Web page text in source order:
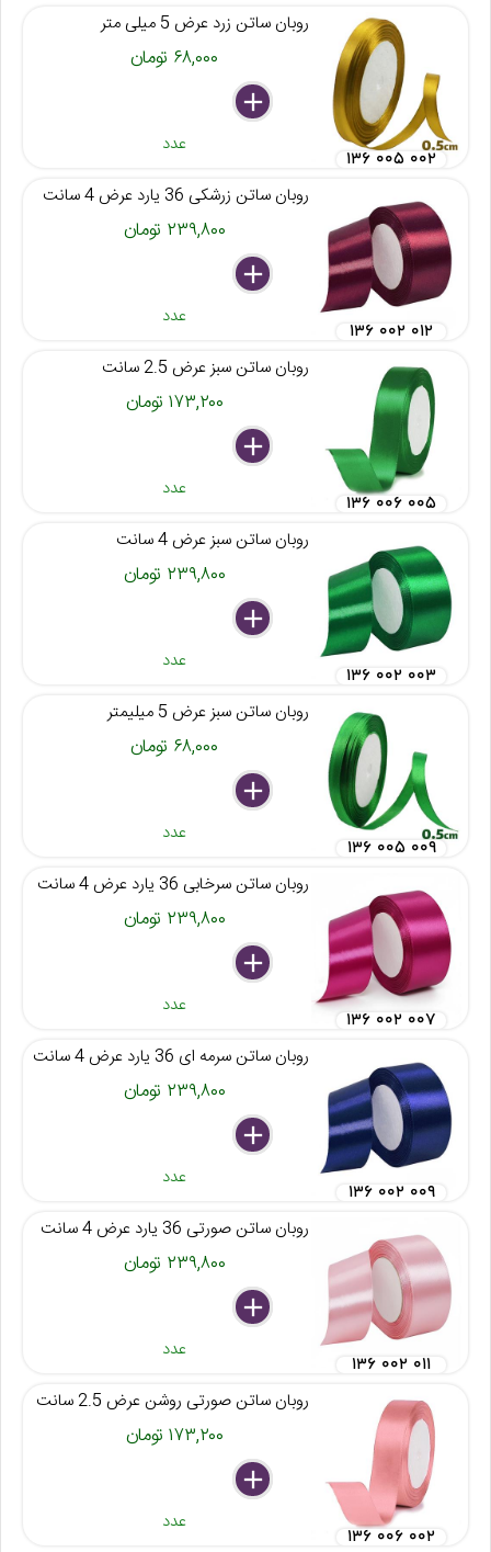
روبان ساتن زرد عرض 5 میلی متر
۶۸,۰۰۰ تومان
delete
remove
add
عدد
۱۳۶ ۰۰۵ ۰۰۲
روبان ساتن زرشکی 36 یارد عرض 4 سانت
۲۳۹,۸۰۰ تومان
delete
remove
add
عدد
۱۳۶ ۰۰۲ ۰۱۲
روبان ساتن سبز عرض 2.5 سانت
۱۷۳,۲۰۰ تومان
delete
remove
add
عدد
۱۳۶ ۰۰۶ ۰۰۵
روبان ساتن سبز عرض 4 سانت
۲۳۹,۸۰۰ تومان
delete
remove
add
عدد
۱۳۶ ۰۰۲ ۰۰۳
روبان ساتن سبز عرض 5 میلیمتر
۶۸,۰۰۰ تومان
delete
remove
add
عدد
۱۳۶ ۰۰۵ ۰۰۹
روبان ساتن سرخابی 36 یارد عرض 4 سانت
۲۳۹,۸۰۰ تومان
delete
remove
add
عدد
۱۳۶ ۰۰۲ ۰۰۷
روبان ساتن سرمه ای 36 یارد عرض 4 سانت
۲۳۹,۸۰۰ تومان
delete
remove
add
عدد
۱۳۶ ۰۰۲ ۰۰۹
روبان ساتن صورتی 36 یارد عرض 4 سانت
۲۳۹,۸۰۰ تومان
delete
remove
add
عدد
۱۳۶ ۰۰۲ ۰۱۱
روبان ساتن صورتی روشن عرض 2.5 سانت
۱۷۳,۲۰۰ تومان
delete
remove
add
عدد
۱۳۶ ۰۰۶ ۰۰۲